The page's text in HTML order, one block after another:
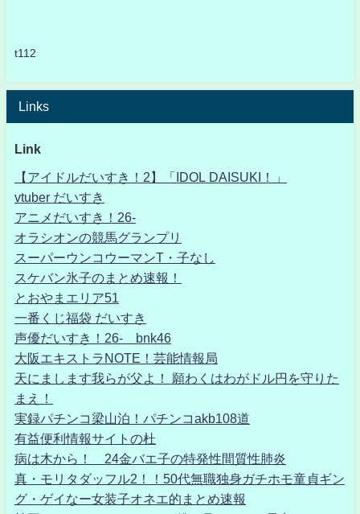
t112
Links
Link
【アイドルだいすき！2】「IDOL DAISUKI！」
vtuber だいすき
アニメだいすき！26-
オラシオンの競馬グランプリ
スーパーウンコウーマンT・子なし
スケバン氷子のまとめ速報！
とおやまエリア51
一番くじ福袋 だいすき
声優だいすき！26- bnk46
大阪エキストラNOTE！芸能情報局
天にまします我らが父よ！ 願わくはわがドル円を守りた
まえ！
実録パチンコ梁山泊！パチンコakb108道
有益便利情報サイトの杜
病は木から！ 24金バエ子の特発性間質性肺炎
真・モリタダッフル2！！50代無職独身ガチホモ童貞ギン
グ・ゲイなー女装子オネエ的まとめ速報